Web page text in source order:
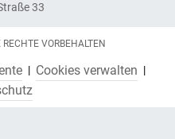
33
VORBEHALTEN
Cookies verwalten